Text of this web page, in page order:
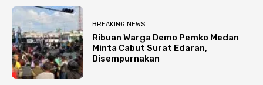
BREAKING NEWS
Ribuan Warga Demo Pemko Medan
Minta Cabut Surat Edaran,
Disempurnakan